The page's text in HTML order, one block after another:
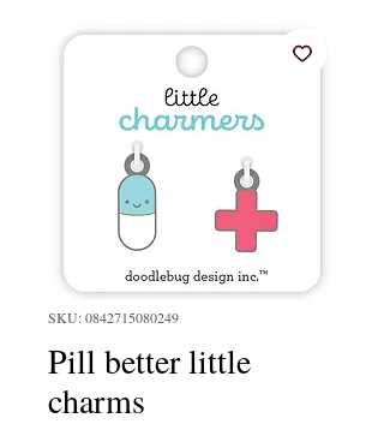
SKU: 0842715080249
Pill better little
charms